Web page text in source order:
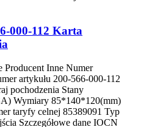
000-112 Karta
Producent Inne Numer
artykułu 200-566-000-112
pochodzenia Stany
Wymiary 85*140*120(mm)
taryfy celnej 85389091 Typ
Szczegółowe dane IOCN